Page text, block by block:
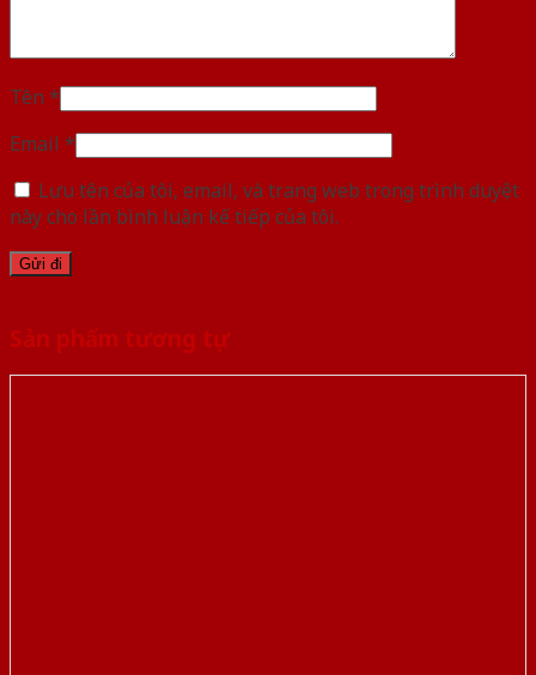
Tên *
Email *
Lưu tên của tôi, email, và trang web trong trình duyệt
này cho lần bình luận kế tiếp của tôi.
Sản phẩm tương tự